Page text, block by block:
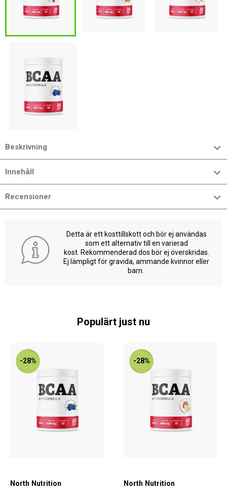
Beskrivning
Innehåll
Recensioner
Detta är ett kosttillskott och bör ej användas
som ett alternativ till en varierad
kost. Rekommenderad dos bör ej överskridas.
Ej lämpligt för gravida, ammande kvinnor eller
barn.
Populärt just nu
-28%
North Nutrition
-28%
North Nutrition